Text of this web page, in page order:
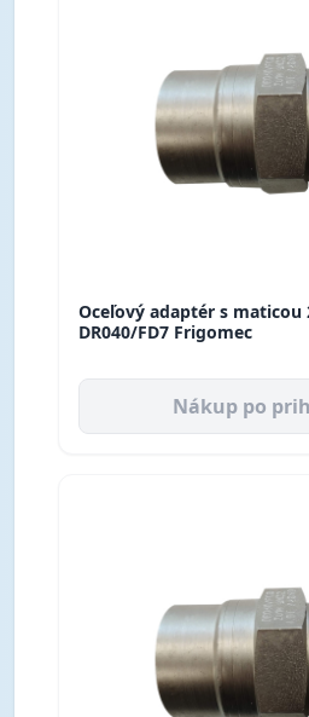
Oceľový adaptér s maticou
DR040/FD7 Frigomec
Nákup po